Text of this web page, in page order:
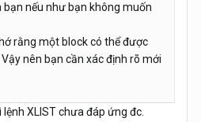
nếu như bạn không muốn
rằng một block có thể được
nên bạn cần xác định rõ mới
XLIST chưa đáp ứng đc.